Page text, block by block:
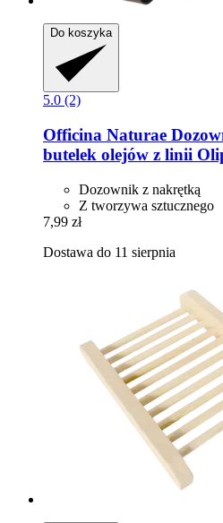
Do koszyka
5.0 (2)
Officina Naturae
butelek olejów z linii
Dozownik z nakrętką
Z tworzywa sztucznego
7,99 zł
Dostawa do 11 sierpnia